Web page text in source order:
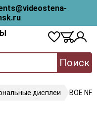
Поиск
дисплеи BOE